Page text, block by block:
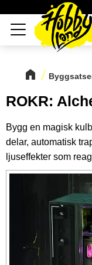
Meny
ROKR:
Bygg en magisk
delar, automatisk
ljuseffekter som